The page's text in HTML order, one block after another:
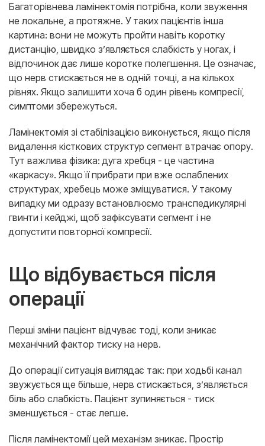
Багаторівнева ламінектомія потрібна, коли звуження
не локальне, а протяжне. У таких пацієнтів інша
картина: вони не можуть пройти навіть коротку
дистанцію, швидко з’являється слабкість у ногах, і
відпочинок дає лише коротке полегшення. Це означає,
що нерв стискається не в одній точці, а на кількох
рівнях. Якщо залишити хоча б один рівень компресії,
симптоми збережуться.
Ламінектомія зі стабілізацією виконується, якщо після
видалення кісткових структур сегмент втрачає опору.
Тут важлива фізика: дуга хребця - це частина
«каркасу». Якщо її прибрати при вже ослаблених
структурах, хребець може зміщуватися. У такому
випадку ми одразу встановлюємо транспедикулярні
гвинти і кейджі, щоб зафіксувати сегмент і не
допустити повторної компресії.
Що відбувається після
операції
Перші зміни пацієнт відчуває тоді, коли зникає
механічний фактор тиску на нерв.
До операції ситуація виглядає так: при ходьбі канал
звужується ще більше, нерв стискається, з’являється
біль або слабкість. Пацієнт зупиняється - тиск
зменшується - стає легше.
Після ламінектомії цей механізм зникає. Простір